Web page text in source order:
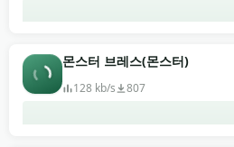
몬스터 브레스(몬스터)
128 kb/s 807